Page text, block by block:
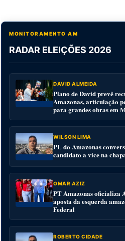
MONITORAMENTO AM
RADAR ELEIÇÕES 2026
DAVID ALMEIDA
Plano de David prevê
Amazonas, articulação
para grandes obras em
WILSON LIMA
PL do Amazonas
candidato a vice na
OMAR AZIZ
PT Amazonas oficializa
aposta da esquerda
Federal
ROBERTO CIDADE